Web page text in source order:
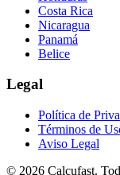
Costa Rica
Nicaragua
Panamá
Belice
Legal
Política de
Términos de
Aviso Legal
© 2026 Calcufast.